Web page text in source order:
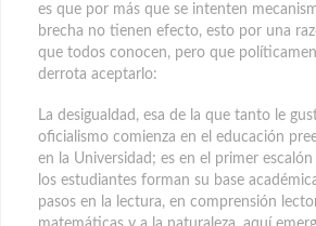
es que por más que se intenten
brecha no tienen efecto, esto por una
que todos conocen, pero que
derrota aceptarlo:
La desigualdad, esa de la que tanto le
oficialismo comienza en el educación
en la Universidad; es en el primer
los estudiantes forman su base
pasos en la lectura, en comprensión